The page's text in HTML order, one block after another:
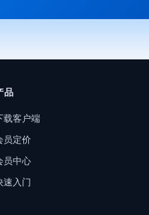
品
载客户端
员定价
员中心
速入门